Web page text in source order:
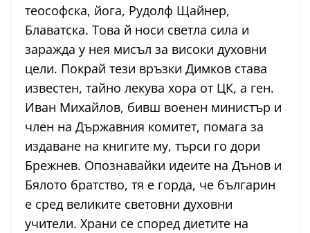
теософска, йога, Рудолф Щайнер,
Блаватска. Това й носи светла сила и
заражда у нея мисъл за високи духовни
цели. Покрай тези връзки Димков става
известен, тайно лекува хора от ЦК, а ген.
Иван Михайлов, бивш военен министър и
член на Държавния комитет, помага за
издаване на книгите му, търси го дори
Брежнев. Опознавайки идеите на Дънов и
Бялото братство, тя е горда, че българин
е сред великите световни духовни
учители. Храни се според диетите на